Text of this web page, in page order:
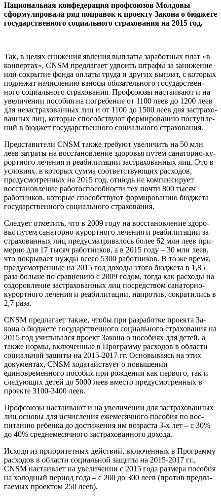
Национальная конфедерация профсоюзов Мол­довы
сформулировала ряд поправок к проекту За­кона о бюджете
государственного социального страхования на 2015 год.
Так, в целях снижения явле­ния выплаты заработных плат «в
конвертах», CNSM предлага­ет удвоить штрафы за заниже­ние
или сокрытие фонда оплаты труда и других выплат, с кото­рых
подлежат начислению взно­сы обязательного государствен­
ного социального страхования. Профсоюзы настаивают и на
увеличении пособия на погре­бение от 1100 леев до 1200 леев
для незастрахованных лиц и от 1100 до 1500 леев для застрахо­
ванных лиц, которые способс­твуют формированию поступле­
ний в бюджет государственного социального страхования.
Представители CNSM также требуют увеличить на 50 млн
леев затраты на восстановление здоровья путем санаторно-ку­
рортного лечения и реабилита­ции застрахованных лиц. Это в
условиях, в которых сумма соот­ветствующих расходов,
предус­мотренных на 2015 год, отнюдь не компенсирует
восстановле­ние работоспособности тех поч­ти 800 тысяч
работников, кото­рые способствуют формирова­нию бюджета
государственного социального страхования.
Следует отметить, что в 2009 году на восстановление здоро­
вья путем санаторно-курортно­го лечения и реабилитации за­
страхованных лиц предусмат­ривалось более 62 млн леев при­
мерно для 17 тысяч работников, а в 2015 году – 30 млн леев,
что покрывает нужды всего 5300 ра­ботников. В то же время,
предус­мотренные на 2015 год доходы этого бюджета в 1,85
раза боль­ше по сравнению с 2009 годом, тогда как расходы на
оздоров­ление застрахованных лиц пос­редством санаторно-
курортного лечения и реабилитации, напро­тив, сократились в
2,7 раза.
CNSM предлагает также, что­бы при разработке проекта За­
кона о бюджете государственно­го социального страхования на
2015 год учитывался проект За­кона о пособиях для детей, а
так­же нормы, включенные в Программу расходов в области
соци­альной защиты на 2015-2017 гг. Основываясь на этих
докумен­тах, CNSM ходатайствует о по­вышении
единовременного по­собия при рождении как пер­вого, так и
следующих детей до 5000 леев вместо предусмотрен­ных в
проекте 3100-3400 леев.
Профсоюзы настаивают и на увеличении для застрахован­ных
лиц основы для исчисления ежемесячного пособия по вос­
питанию ребенка до достиже­ния им возраста 3-х лет – с 30%
до 40% среднемесячного застра­хованного дохода.
Исходя из приоритетных действий, включенных в Программу
расходов в области со­циальной защиты на 2015-2017 гг.,
CNSM настаивает на увели­чении с 2015 года размера посо­бия
на холодный период года – с 200 до 300 леев (против предла­
гаемых проектом 250 леев).